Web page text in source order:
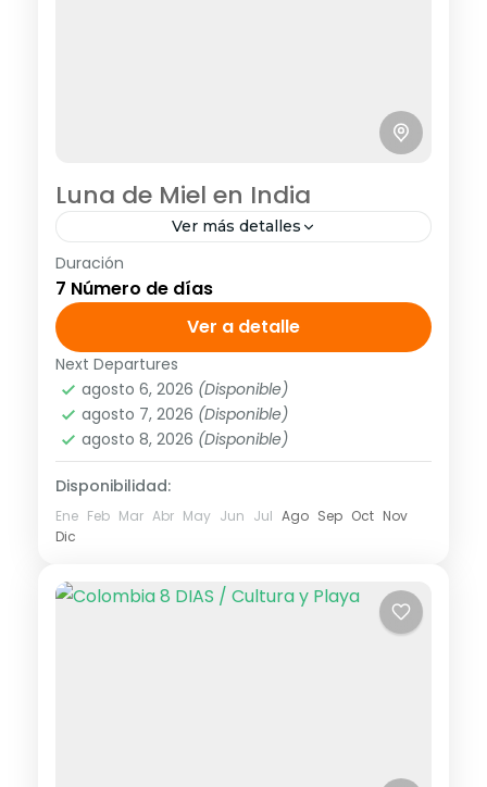
Luna de Miel en India
Ver más detalles
<strong>Visitando:</strong> Delhi, Jaipur,
Abhaneri, Fatehpur Sikri, Agra
1 Personas
Duración
7 Número de días
Ver a detalle
Next Departures
agosto 6, 2026 (Disponible)
agosto 7, 2026 (Disponible)
agosto 8, 2026 (Disponible)
Disponibilidad:
Ene Feb Mar Abr May Jun Jul Ago Sep Oct Nov
Dic